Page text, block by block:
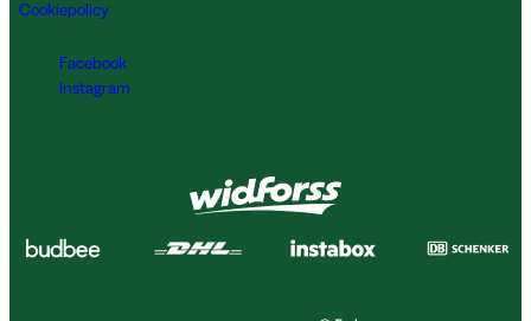
Cookiepolicy
Facebook
Instagram